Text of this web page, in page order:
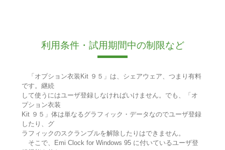
利用条件・試用期間中の制限など
「オプション衣装Kit ９５」は、シェアウェア、つまり有料
です。継続
して使うにはユーザ登録しなければいけません。でも、「オ
プション衣装
Kit ９５」体は単なるグラフィック・データなのでユーザ登録
したり、グ
ラフィックのスクランブルを解除したりはできません。
そこで、Emi Clock for Windows 95 に付いているユーザ登